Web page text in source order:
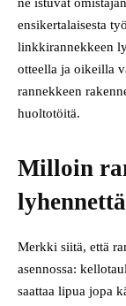
ensikertalaisesta
linkkirannekkeen
otteella ja oikeilla
rannekkeen
huoltotöitä.
Milloin
Merkki siitä, että
asennossa:
saattaa lipua jopa